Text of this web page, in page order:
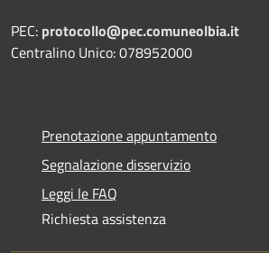
PEC: protocollo@pec.comuneolbia.it
Centralino Unico: 078952000
Prenotazione appuntamento
Segnalazione disservizio
Leggi le FAQ
Richiesta assistenza